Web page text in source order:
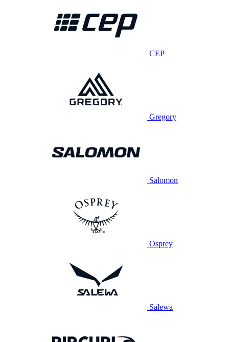
CEP
Gregory
Salomon
Osprey
Salewa